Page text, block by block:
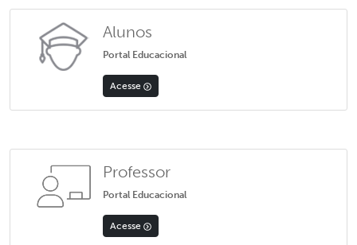
Alunos
Portal Educacional
Acesse
Professor
Portal Educacional
Acesse